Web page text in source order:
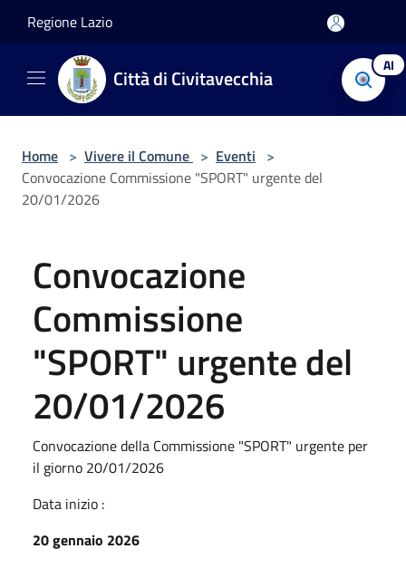
Regione Lazio
Città di Civitavecchia AI
Home > Vivere il Comune > Eventi >
Convocazione Commissione "SPORT" urgente del
20/01/2026
Convocazione
Commissione
"SPORT" urgente del
20/01/2026
Convocazione della Commissione "SPORT" urgente per
il giorno 20/01/2026
Data inizio :
20 gennaio 2026